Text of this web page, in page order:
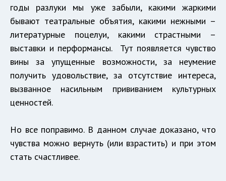
годы разлуки мы уже забыли, какими жаркими
бывают театральные объятия, какими нежными –
литературные поцелуи, какими страстными –
выставки и перформансы. Тут появляется чувство
вины за упущенные возможности, за неумение
получить удовольствие, за отсутствие интереса,
вызванное насильным прививанием культурных
ценностей.
Но все поправимо. В данном случае доказано, что
чувства можно вернуть (или взрастить) и при этом
стать счастливее.